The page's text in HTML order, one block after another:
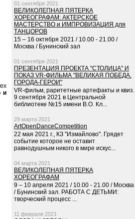
и
01 сентября 2021
ВЕЛИКОЛЕПНАЯ ПЯТЕРКА
ХОРЕОГРАФАМ: АКТЕРСКОЕ
МАСТЕРСТВО и ИМПРОВИЗАЦИЯ для
ТАНЦОРОВ
15 – 16 октября 2021 / 10.00 - 21.00 /
Москва / Бунинский зал
01 сентября 2021
ПРЕЗЕНТАЦИЯ ПРОЕКТА "СТОЛИЦА" И
ПОКАЗ VR-ФИЛЬМА "ВЕЛИКАЯ ПОБЕДА.
ГОРОДА-ГЕРОИ"
VR-фильм, раритетные артефакты и квиз.
9 сентября 2021 в Центральной
библиотеке №15 имени В.О. Кл...
29 марта 2021
ArtOpenDanceCompetition
22 мая 2021 г., КЗ "Измайлово". Грядет
событие которое не оставит
равнодушным никого в мире искус...
04 марта 2021
ВЕЛИКОЛЕПНАЯ ПЯТЕРКА
ХОРЕОГРАФАМ
9 – 10 апреля 2021 / 10.00 - 21.00 / Москва
/ Бунинский зал. РАБОТА С ДЕТЬМИ:
творческий процесс ...
11 февраля 2021